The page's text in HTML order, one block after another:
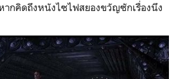
กคิดถึงหนังไซไฟสยองขวัญซักเรื่องนึง